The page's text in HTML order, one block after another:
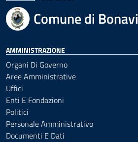
Comune di
AMMINISTRAZIONE
Organi Di Governo
Aree Amministrative
Uffici
Enti E Fondazioni
Politici
Personale Amministrativo
Documenti E Dati